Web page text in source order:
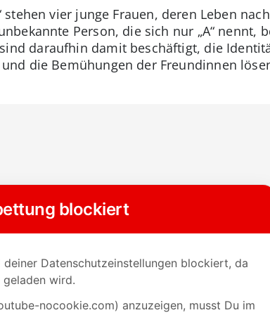
stehen vier junge Frauen, deren Leben
Person, die sich nur „A“ nennt,
daraufhin damit beschäftigt, die
die Bemühungen der Freundinnen